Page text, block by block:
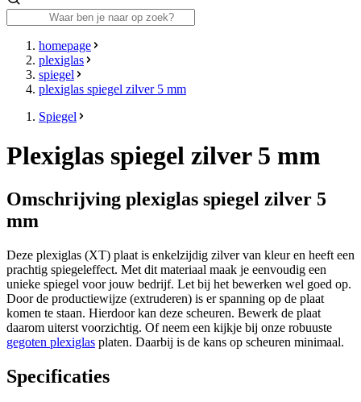
homepage
plexiglas
spiegel
plexiglas spiegel zilver 5 mm
Spiegel
Plexiglas spiegel zilver 5 mm
Omschrijving plexiglas spiegel zilver 5
mm
Deze plexiglas (XT) plaat is enkelzijdig zilver van kleur en heeft een
prachtig spiegeleffect. Met dit materiaal maak je eenvoudig een
unieke spiegel voor jouw bedrijf. Let bij het bewerken wel goed op.
Door de productiewijze (extruderen) is er spanning op de plaat
komen te staan. Hierdoor kan deze scheuren. Bewerk de plaat
daarom uiterst voorzichtig. Of neem een kijkje bij onze robuuste
gegoten plexiglas platen. Daarbij is de kans op scheuren minimaal.
Specificaties